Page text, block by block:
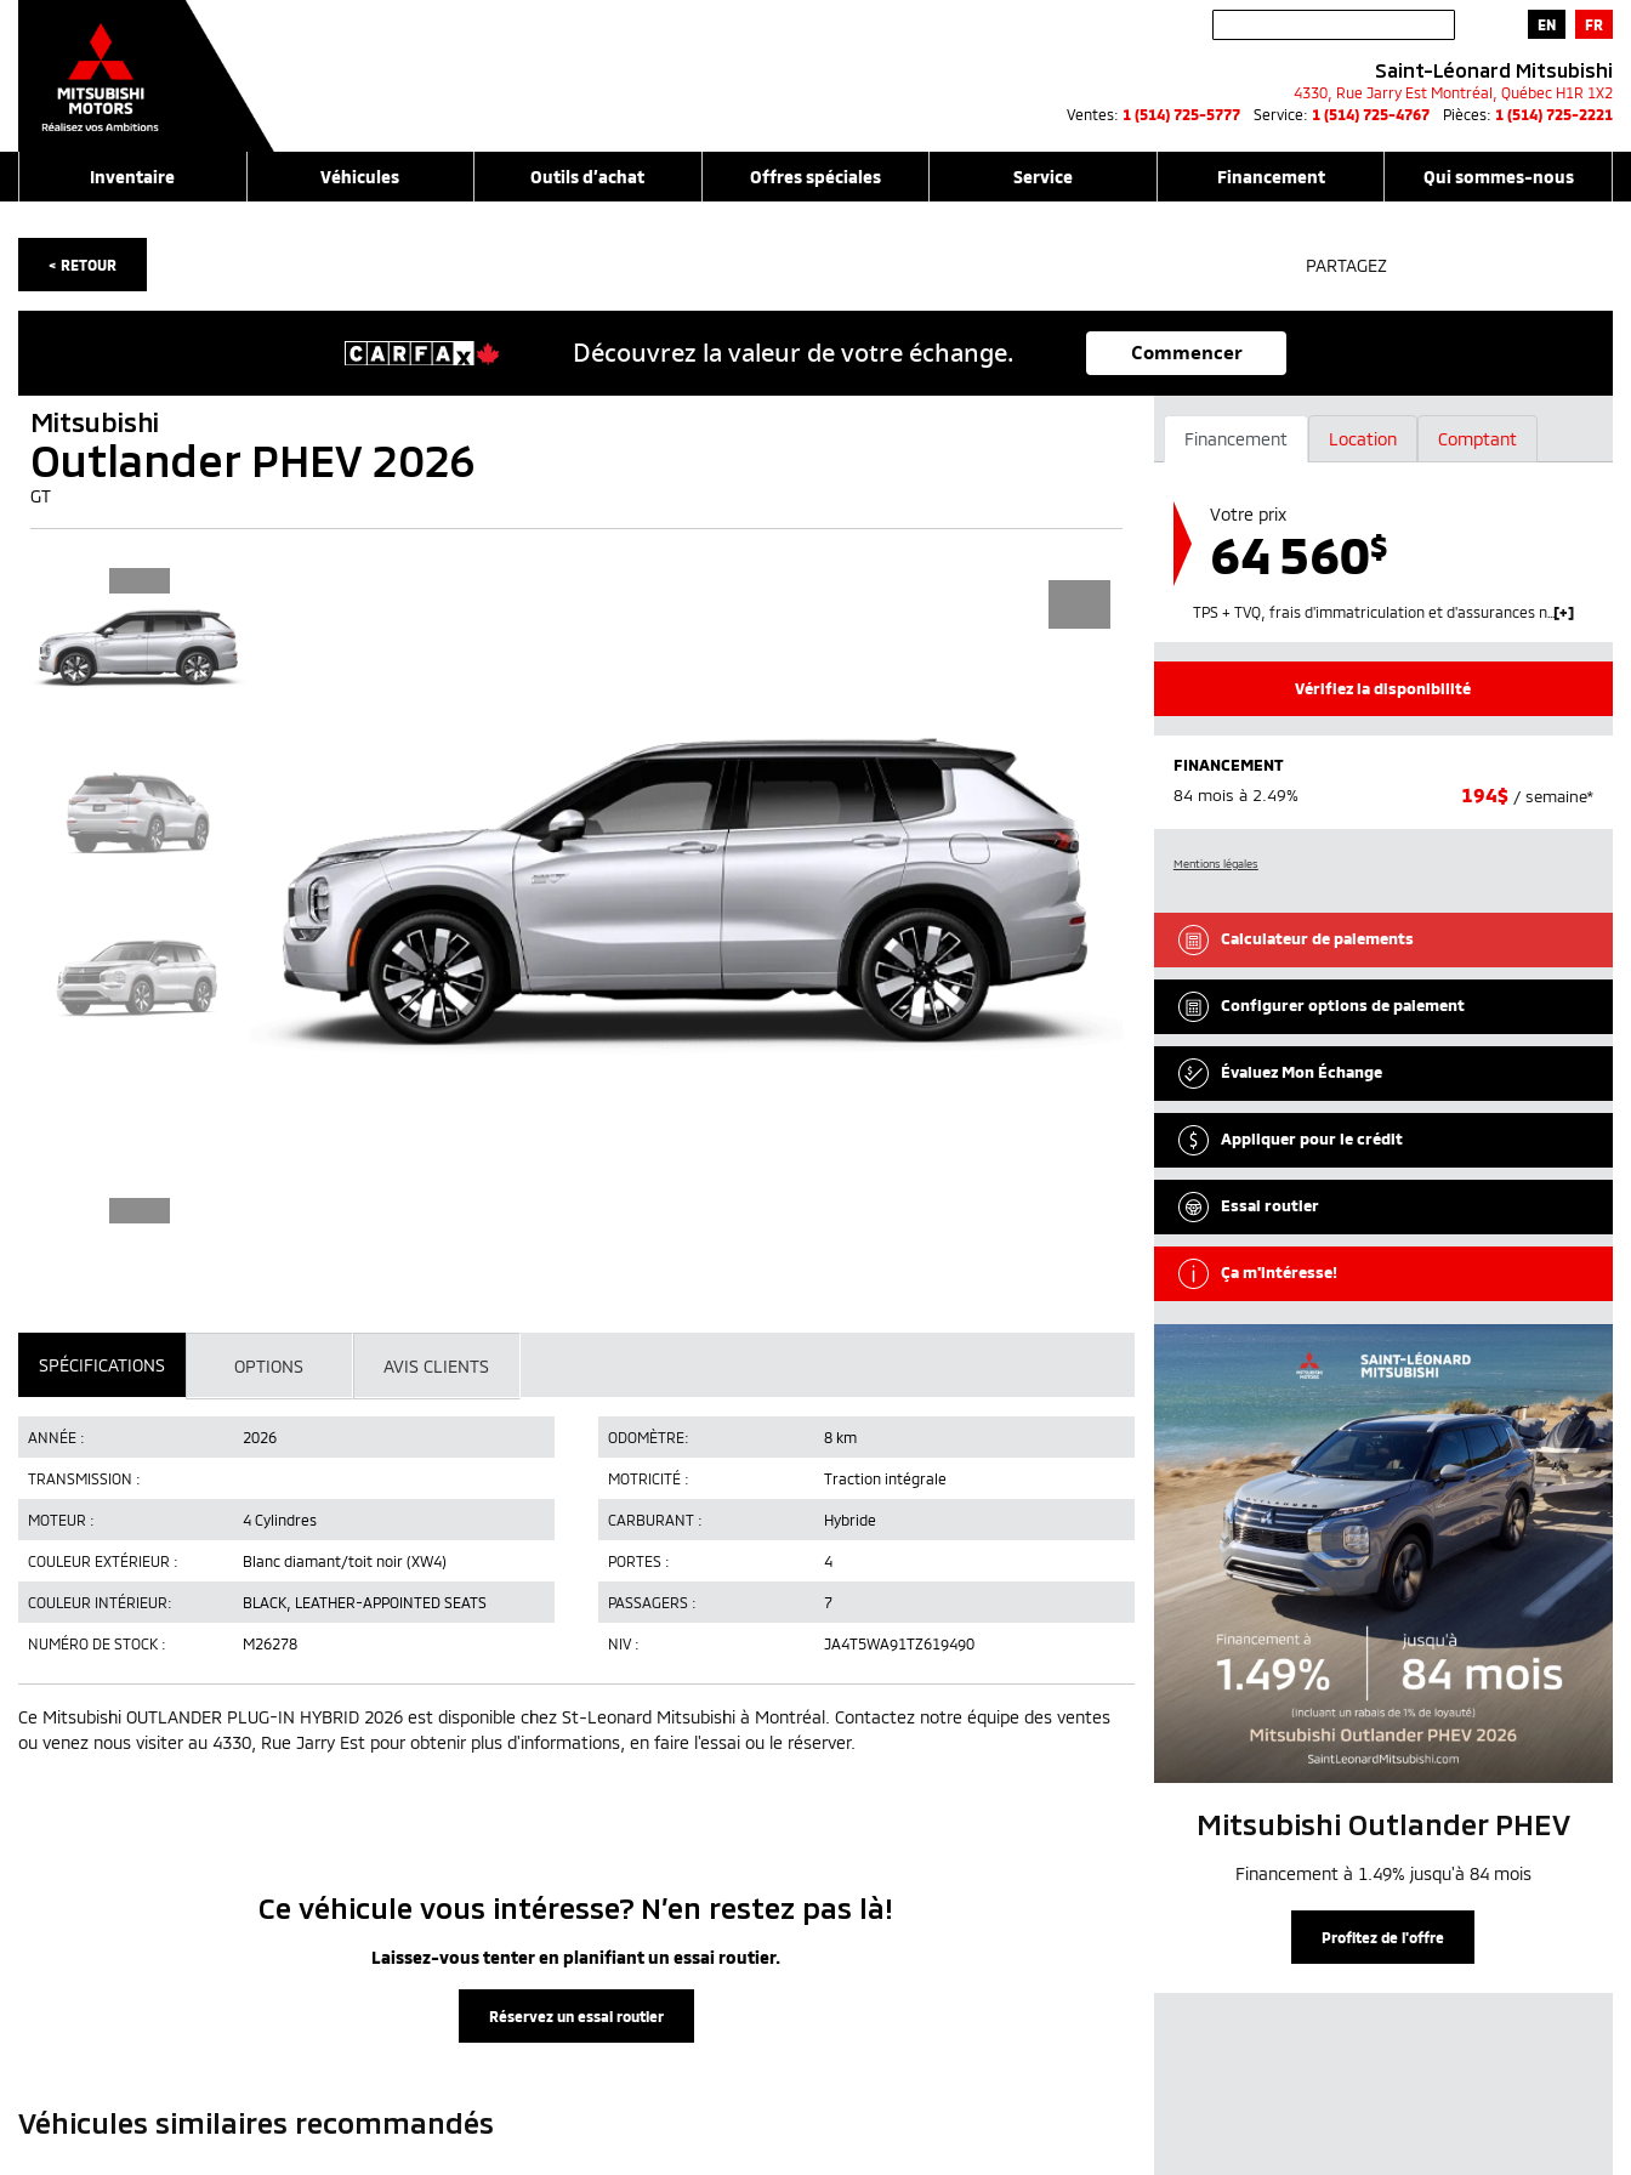
EN FR
Saint-Léonard Mitsubishi
4330, Rue Jarry Est Montréal Québec H1R 1X2
Ventes: 1 (514) 725-5777 Service: 1 (514) 725-4767 Pièces: 1 (514) 725-2221
Inventaire Véhicules Outils d’achat Offres spéciales Service Financement Qui sommes-nous
< RETOUR PARTAGEZ
Découvrez la valeur de votre échange. Commencer
Mitsubishi
Outlander PHEV 2026
GT
SPÉCIFICATIONS OPTIONS AVIS CLIENTS
ANNÉE : 2026 ODOMÈTRE: 8 km
TRANSMISSION : MOTRICITÉ : Traction intégrale
MOTEUR : 4 Cylindres CARBURANT : Hybride
COULEUR EXTÉRIEUR : Blanc diamant/toit noir (XW4) PORTES : 4
COULEUR INTÉRIEUR: BLACK, LEATHER-APPOINTED SEATS PASSAGERS : 7
NUMÉRO DE STOCK : M26278 NIV : JA4T5WA91TZ619490
Ce Mitsubishi OUTLANDER PLUG-IN HYBRID 2026 est disponible chez St-Leonard Mitsubishi à Montréal. Contactez notre équipe des ventes
ou venez nous visiter au 4330, Rue Jarry Est pour obtenir plus d'informations, en faire l'essai ou le réserver.
Ce véhicule vous intéresse? N’en restez pas là!
Laissez-vous tenter en planifiant un essai routier.
Réservez un essai routier
Véhicules similaires recommandés
Financement Location Comptant
Votre prix
64 560$
TPS + TVQ, frais d'immatriculation et d'assurances non inclus.
Vérifiez la disponibilité
FINANCEMENT
84 mois à 2.49%
194$ / semaine*
Mentions légales
Calculateur de paiements
Configurer options de paiement
Évaluez Mon Échange
Appliquer pour le crédit
Essai routier
Ça m'intéresse!
Mitsubishi Outlander PHEV
Financement à 1.49% jusqu'à 84 mois
Profitez de l'offre